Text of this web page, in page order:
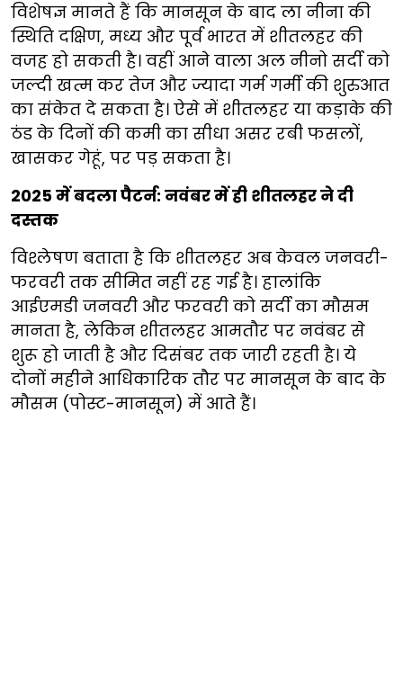
विशेषज्ञ मानते हैं कि मानसून के बाद ला नीना की
स्थिति दक्षिण, मध्य और पूर्व भारत में शीतलहर की
वजह हो सकती है। वहीं आने वाला अल नीनो सर्दी को
जल्दी खत्म कर तेज और ज्यादा गर्म गर्मी की शुरुआत
का संकेत दे सकता है। ऐसे में शीतलहर या कड़ाके की
ठंड के दिनों की कमी का सीधा असर रबी फसलों,
खासकर गेहूं, पर पड़ सकता है।
2025 में बदला पैटर्न: नवंबर में ही शीतलहर ने दी
दस्तक
विश्लेषण बताता है कि शीतलहर अब केवल जनवरी-
फरवरी तक सीमित नहीं रह गई है। हालांकि
आईएमडी जनवरी और फरवरी को सर्दी का मौसम
मानता है, लेकिन शीतलहर आमतौर पर नवंबर से
शुरू हो जाती है और दिसंबर तक जारी रहती है। ये
दोनों महीने आधिकारिक तौर पर मानसून के बाद के
मौसम (पोस्ट-मानसून) में आते हैं।